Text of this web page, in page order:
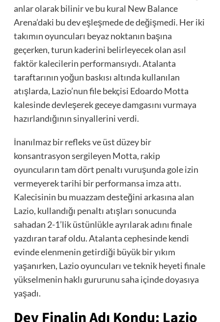
anlar olarak bilinir ve bu kural New Balance
Arena’daki bu dev eşleşmede de değişmedi. Her iki
takımın oyuncuları beyaz noktanın başına
geçerken, turun kaderini belirleyecek olan asıl
faktör kalecilerin performansıydı. Atalanta
taraftarının yoğun baskısı altında kullanılan
atışlarda, Lazio’nun file bekçisi Edoardo Motta
kalesinde devleşerek geceye damgasını vurmaya
hazırlandığının sinyallerini verdi.
İnanılmaz bir refleks ve üst düzey bir
konsantrasyon sergileyen Motta, rakip
oyuncuların tam dört penaltı vuruşunda gole izin
vermeyerek tarihi bir performansa imza attı.
Kalecisinin bu muazzam desteğini arkasına alan
Lazio, kullandığı penaltı atışları sonucunda
sahadan 2-1’lik üstünlükle ayrılarak adını finale
yazdıran taraf oldu. Atalanta cephesinde kendi
evinde elenmenin getirdiği büyük bir yıkım
yaşanırken, Lazio oyuncuları ve teknik heyeti finale
yükselmenin haklı gururunu saha içinde doyasıya
yaşadı.
Dev Finalin Adı Kondu: Lazio